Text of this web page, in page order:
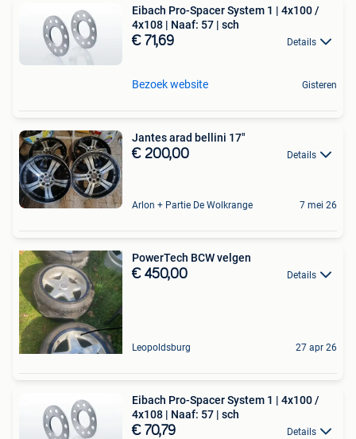
Eibach Pro-Spacer System 1 | 4x100 /
4x108 | Naaf: 57 | sch
€ 71,69 Details
Bezoek website Gisteren
Jantes arad bellini 17"
€ 200,00 Details
Arlon + Partie De Wolkrange 7 mei 26
PowerTech BCW velgen
€ 450,00 Details
Leopoldsburg 27 apr 26
Eibach Pro-Spacer System 1 | 4x100 /
4x108 | Naaf: 57 | sch
€ 70,79 Details